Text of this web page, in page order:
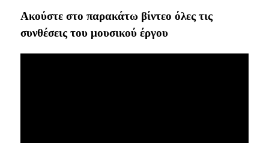
Ακούστε στο παρακάτω βίντεο όλες τις
συνθέσεις του μουσικού έργου